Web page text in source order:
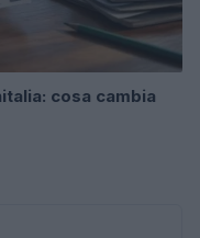
cosa cambia